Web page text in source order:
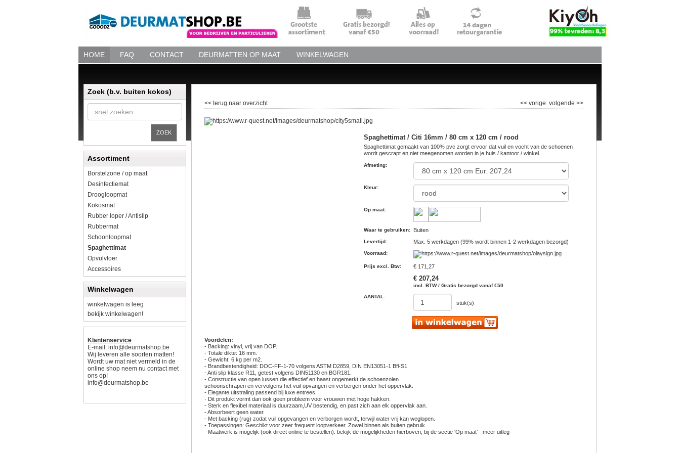
HOME FAQ CONTACT DEURMATTEN OP MAAT WINKELWAGEN
Zoek (b.v. buiten kokos)
ZOEK
Assortiment
Borstelzone / op maat
Desinfectiemat
Droogloopmat
Kokosmat
Rubber loper / Antislip
Rubbermat
Schoonloopmat
Spaghettimat
Opvulvloer
Accessoires
Winkelwagen
winkelwagen is leeg
bekijk winkelwagen!
Klantenservice
E-mail: info@deurmatshop.be
Wij leveren alle soorten matten!
Wordt uw mat niet vermeld in de
online shop neem nu contact met
ons op!
info@deurmatshop.be
<< terug naar overzicht volgende >>
<< vorige
Spaghettimat / Citi 16mm / 80 cm x 120 cm / rood
Spaghettimat gemaakt van 100% pvc zorgt ervoor dat vuil en vocht van de schoenen
wordt gescrapt en niet meegenomen worden in je huis / kantoor / winkel.
Afmeting:
Kleur:
Op maat:
Waar te gebruiken: Buiten
Levertijd : Max. 5 werkdagen (99% wordt binnen 1-2 werkdagen bezorgd)
Voorraad :
Prijs excl. Btw: € 171,27
€ 207,24
incl. BTW / Gratis bezorgd vanaf €50
AANTAL:
stuk(s)
Voordelen:
- Backing: vinyl, vrij van DOP.
- Totale dikte: 16 mm.
- Gewicht: 6 kg per m2.
- Brandbestendigheid: DOC-FF-1-70 volgens ASTM D2859, DIN EN13051-1 Bfl-S1
- Anti slip klasse R11, getest volgens DIN51130 en BGR181.
- Constructie van open lussen die effectief en haast ongemerkt de schoenzolen
schoonschrapen en vervolgens het vuil opvangen en verbergen onder het oppervlak.
- Elegante uitstraling passend bij luxe entrees.
- Dit produkt vormt dan ook geen probleem voor vrouwen met hoge hakken.
- Sterk en flexibel materiaal is duurzaam,UV bestendig, en past zich aan elk oppervlak aan.
- Absorbeert geen water.
- Met backing (rug) zodat vuil opgevangen en verborgen wordt, terwijl water vrij kan weglopen.
- Toepassingen: Geschikt voor zeer frequent loopverkeer. Zowel binnen als buiten gebruik.
- Maatwerk is mogelijk (ook direct online te bestellen): bekijk de mogelijkheden hierboven, bij de sectie 'Op maat' - meer uitleg